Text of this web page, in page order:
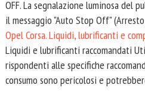
OFF. La segnalazione luminosa del
il messaggio "Auto Stop Off"
Opel Corsa. Liquidi, lubrificanti e
Liquidi e lubrificanti raccomandati
rispondenti alle specifiche
consumo sono pericolosi e